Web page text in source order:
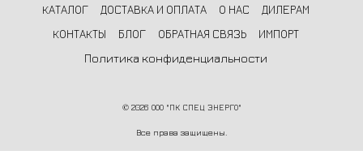
КАТАЛОГ ДОСТАВКА И ОПЛАТА О НАС
ДИЛЕРАМ
КОНТАКТЫ
БЛОГ ОБРАТНАЯ СВЯЗЬ
ИМПОРТ
Политика конфиденциальности
© 2026 ООО "ПК СПЕЦ ЭНЕРГО"
Все права защищены.